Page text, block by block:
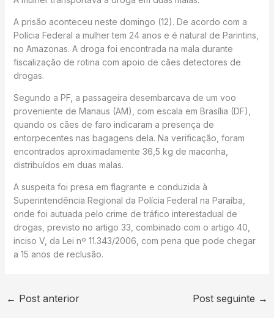
A prisão aconteceu neste domingo (12). De acordo com a
Polícia Federal a mulher tem 24 anos e é natural de Parintins,
no Amazonas. A droga foi encontrada na mala durante
fiscalização de rotina com apoio de cães detectores de
drogas.
Segundo a PF, a passageira desembarcava de um voo
proveniente de Manaus (AM), com escala em Brasília (DF),
quando os cães de faro indicaram a presença de
entorpecentes nas bagagens dela. Na verificação, foram
encontrados aproximadamente 36,5 kg de maconha,
distribuídos em duas malas.
A suspeita foi presa em flagrante e conduzida à
Superintendência Regional da Polícia Federal na Paraíba,
onde foi autuada pelo crime de tráfico interestadual de
drogas, previsto no artigo 33, combinado com o artigo 40,
inciso V, da Lei nº 11.343/2006, com pena que pode chegar
a 15 anos de reclusão.
← Post anterior Post seguinte →